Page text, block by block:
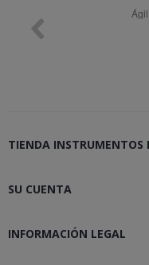
TIENDA INSTRUMENTOS
SU CUENTA
INFORMACIÓN LEGAL